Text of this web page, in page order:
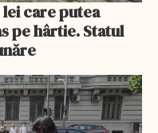
care putea
pe hârtie. Statul